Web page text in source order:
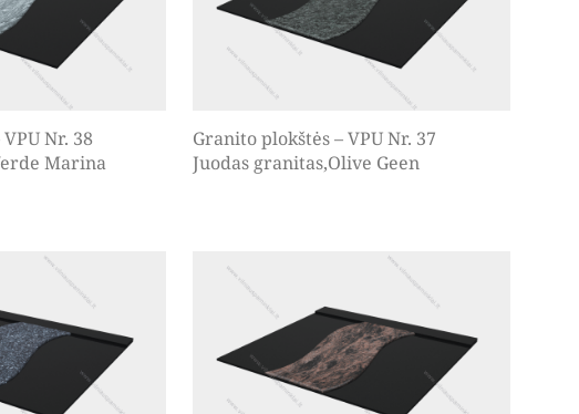
Nr. 38
Marina
Granito plokštės – VPU Nr. 37
Juodas granitas,Olive Geen